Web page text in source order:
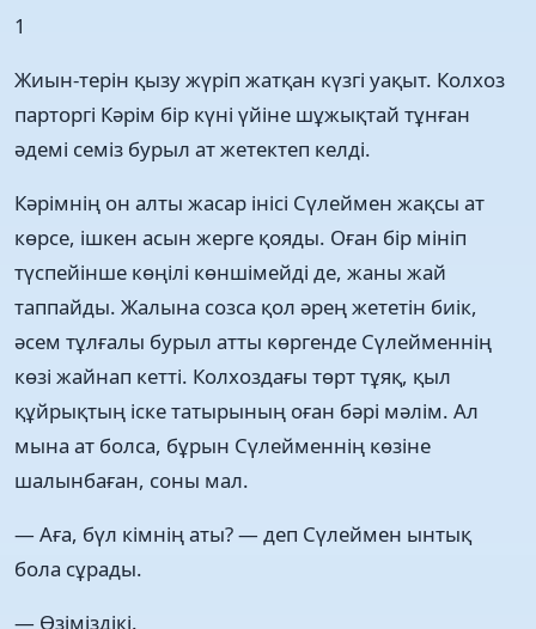
1
Жиын-терін қызу жүріп жатқан күзгі уақыт. Колхоз
парторгі Кәрім бір күні үйіне шұжықтай тұнған
әдемі семіз бурыл ат жетектеп келді.
Кәрімнің он алты жасар інісі Сүлеймен жақсы ат
көрсе, ішкен асын жерге қояды. Оған бір мініп
түспейінше көңілі көншімейді де, жаны жай
таппайды. Жалына созса қол әрең жететін биік,
әсем тұлғалы бурыл атты көргенде Сүлейменнің
көзі жайнап кетті. Колхоздағы төрт тұяқ, қыл
құйрықтың іске татырының оған бәрі мәлім. Ал
мына ат болса, бұрын Сүлейменнің көзіне
шалынбаған, соны мал.
— Аға, бүл кімнің аты? — деп Сүлеймен ынтық
бола сұрады.
— Өзіміздікі.